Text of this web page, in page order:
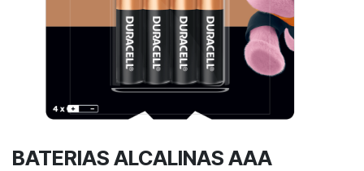
BATERIAS ALCALINAS AAA